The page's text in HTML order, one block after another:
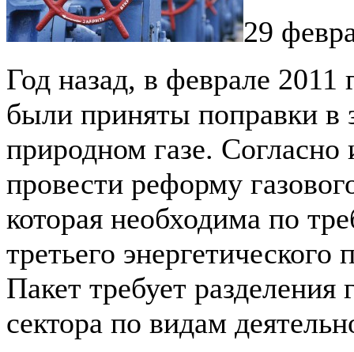
29
Год назад, в феврале 2011
были приняты поправки в
природном газе.
провести реформу
которая необходима по
третьего энергетического
Пакет требует разделения
сектора по видам